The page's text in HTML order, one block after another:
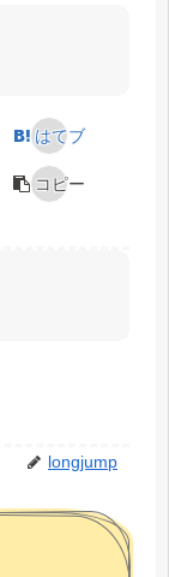
はてブ
コピー
longjump